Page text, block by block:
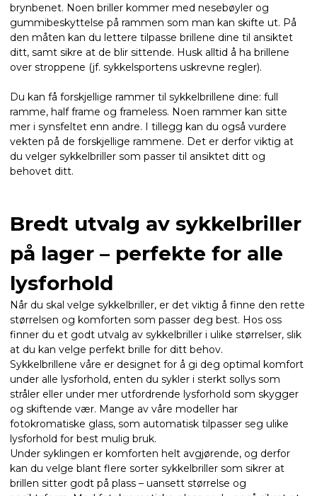
brynbenet. Noen briller kommer med nesebøyler og
gummibeskyttelse på rammen som man kan skifte ut. På
den måten kan du lettere tilpasse brillene dine til ansiktet
ditt, samt sikre at de blir sittende. Husk alltid å ha brillene
over stroppene (jf. sykkelsportens uskrevne regler).
Du kan få forskjellige rammer til sykkelbrillene dine: full
ramme, half frame og frameless. Noen rammer kan sitte
mer i synsfeltet enn andre. I tillegg kan du også vurdere
vekten på de forskjellige rammene. Det er derfor viktig at
du velger sykkelbriller som passer til ansiktet ditt og
behovet ditt.
Bredt utvalg av sykkelbriller
på lager – perfekte for alle
lysforhold
Når du skal velge sykkelbriller, er det viktig å finne den rette
størrelsen og komforten som passer deg best. Hos oss
finner du et godt utvalg av sykkelbriller i ulike størrelser, slik
at du kan velge perfekt brille for ditt behov.
Sykkelbrillene våre er designet for å gi deg optimal komfort
under alle lysforhold, enten du sykler i sterkt sollys som
stråler eller under mer utfordrende lysforhold som skygger
og skiftende vær. Mange av våre modeller har
fotokromatiske glass, som automatisk tilpasser seg ulike
lysforhold for best mulig bruk.
Under syklingen er komforten helt avgjørende, og derfor
kan du velge blant flere sorter sykkelbriller som sikrer at
brillen sitter godt på plass – uansett størrelse og